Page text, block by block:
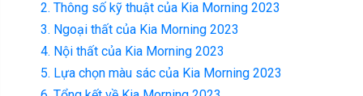
2. Thông số kỹ thuật của Kia Morning 2023
3. Ngoại thất của Kia Morning 2023
4. Nội thất của Kia Morning 2023
5. Lựa chọn màu sác của Kia Morning 2023